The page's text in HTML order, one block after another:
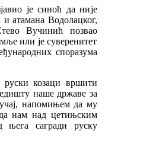
је синоћ да није
атамана Водолацког,
Вучинић позвао
или је суверенитет
споразума
руски козаци вршити
наше државе за
напомињем да му
нам над цетињским
њега сагради руску